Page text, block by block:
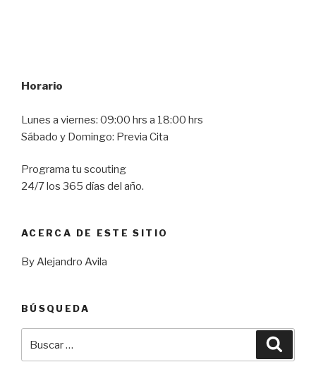
Horario
Lunes a viernes: 09:00 hrs a 18:00 hrs
Sábado y Domingo: Previa Cita
Programa tu scouting
24/7 los 365 días del año.
ACERCA DE ESTE SITIO
By Alejandro Avila
BÚSQUEDA